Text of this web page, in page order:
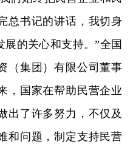
总书记的讲话，我切身
的关心和支持。”全国
（集团）有限公司董事
，国家在帮助民营企业
出了许多努力，不仅及
和问题，制定支持民营